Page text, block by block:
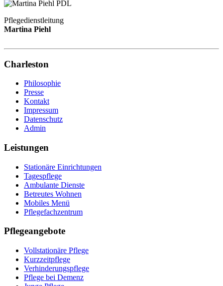
Pflegedienstleitung
Martina Piehl
Charleston
Philosophie
Presse
Kontakt
Impressum
Datenschutz
Admin
Leistungen
Stationäre Einrichtungen
Tagespflege
Ambulante Dienste
Betreutes Wohnen
Mobiles Menü
Pflegefachzentrum
Pflegeangebote
Vollstationäre Pflege
Kurzzeitpflege
Verhinderungspflege
Pflege bei Demenz